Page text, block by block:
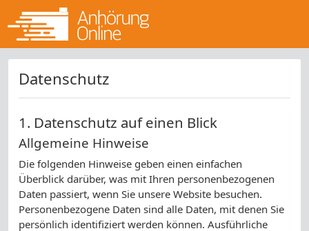
Datenschutz
1. Datenschutz auf einen Blick
Allgemeine Hinweise
Die folgenden Hinweise geben einen einfachen
Überblick darüber, was mit Ihren personenbezogenen
Daten passiert, wenn Sie unsere Website besuchen.
Personenbezogene Daten sind alle Daten, mit denen Sie
persönlich identifiziert werden können. Ausführliche